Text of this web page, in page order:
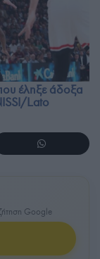
έληξε άδοξα
Lato
Google